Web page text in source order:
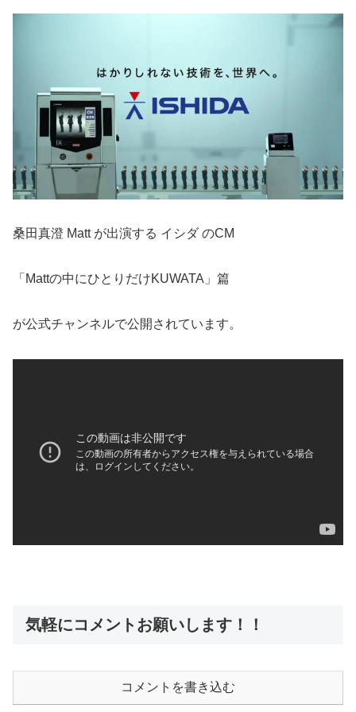
桑田真澄 Matt が出演する イシダ のCM
「Mattの中にひとりだけKUWATA」篇
が公式チャンネルで公開されています。
気軽にコメントお願いします！！
コメントを書き込む